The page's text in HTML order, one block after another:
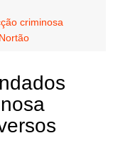
criminosa